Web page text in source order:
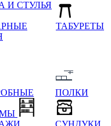
И СТУЛЬЯ
ТАБУРЕТЫ
ПОЛКИ